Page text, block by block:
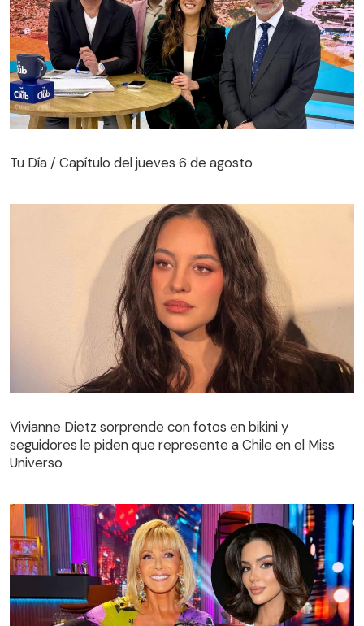
Tu Día / Capítulo del jueves 6 de agosto
Vivianne Dietz sorprende con fotos en bikini y
seguidores le piden que represente a Chile en el Miss
Universo